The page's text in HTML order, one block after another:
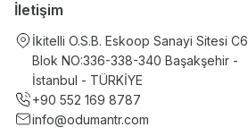
İletişim
İkitelli O.S.B. Eskoop Sanayi Sitesi C6
Blok NO:336-338-340 Başakşehir -
İstanbul - TÜRKİYE
+90 552 169 8787
info@odumantr.com